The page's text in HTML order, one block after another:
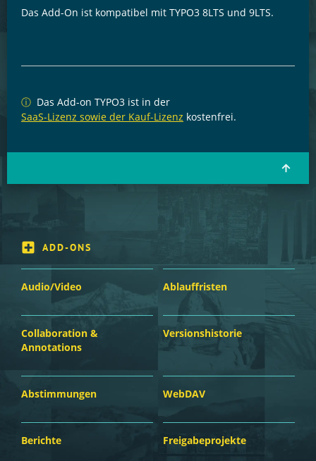
Das Add-On ist kompatibel mit TYPO3 8LTS und 9LTS.
ⓘ Das Add-on TYPO3 ist in der
SaaS-Lizenz sowie der Kauf-Lizenz kostenfrei.
ADD-ONS
Audio/Video Ablauffristen
Collaboration &
Annotations
Versionshistorie
Abstimmungen WebDAV
Berichte Freigabeprojekte